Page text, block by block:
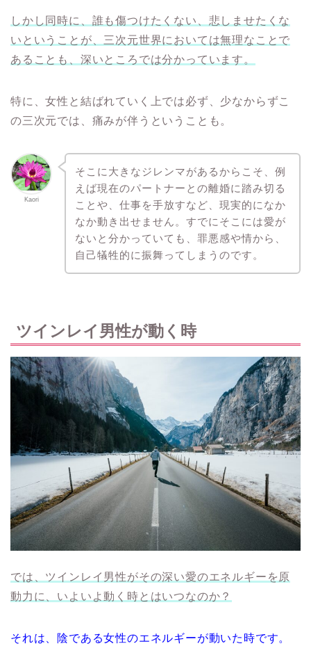
しかし同時に、誰も傷つけたくない、悲しませたくな
いということが、三次元世界においては無理なことで
あることも、深いところでは分かっています。
特に、女性と結ばれていく上では必ず、少なからずこ
の三次元では、痛みが伴うということも。
Kaori
そこに大きなジレンマがあるからこそ、例
えば現在のパートナーとの離婚に踏み切る
ことや、仕事を手放すなど、現実的になか
なか動き出せません。すでにそこには愛が
ないと分かっていても、罪悪感や情から、
自己犠牲的に振舞ってしまうのです。
ツインレイ男性が動く時
では、ツインレイ男性がその深い愛のエネルギーを原
動力に、いよいよ動く時とはいつなのか？
それは、陰である女性のエネルギーが動いた時です。